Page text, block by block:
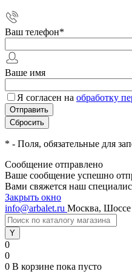
Ваш телефон*
Ваше имя
Я согласен на обработку
* - Поля, обязательные для
Сообщение отправлено
Ваше сообщение успешно
Вами свяжется наш
Закрыть окно
info@arbalet.ru Москва, Шоссе
0
0
0 В корзине пока пусто